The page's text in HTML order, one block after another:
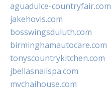
aguadulce-countryfair.com
jakehovis.com
bosswingsduluth.com
birminghamautocare.com
tonyscountrykitchen.com
jbellasnailspa.com
mychaihouse.com